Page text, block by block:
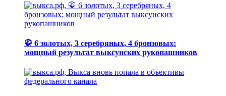
🥋 6 золотых, 3 серебряных, 4 бронзовых:
мощный результат выксунских рукопашников